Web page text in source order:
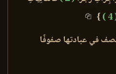
(
}
تصف في عبادتها صفوفًا